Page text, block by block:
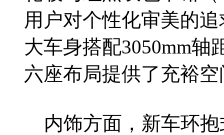
用户对个性化审美的追
大车身搭配3050mm轴
六座布局提供了充裕空
内饰方面，新车环抱